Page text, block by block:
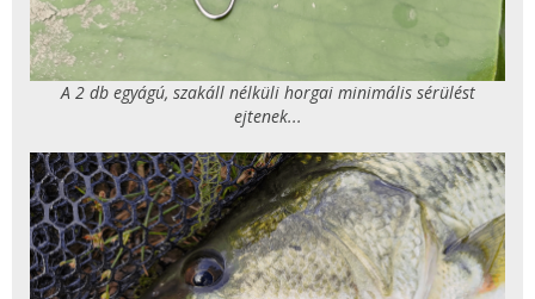
A 2 db egyágú, szakáll nélküli horgai minimális sérülést
ejtenek...